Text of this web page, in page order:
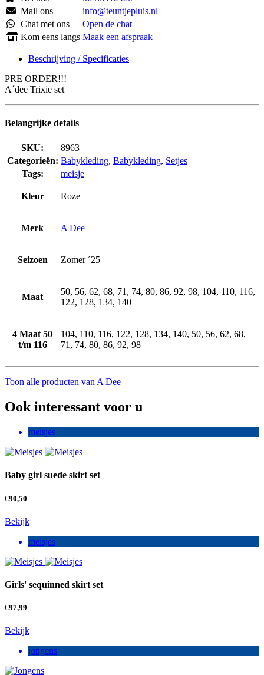
Mail ons
info@teuntjepluis.nl
Chat met ons
Open de chat
Kom eens langs Maak een afspraak
Beschrijving / Specificaties
PRE ORDER!!!
A´dee Trixie set
Belangrijke details
SKU:
8963
Categorieën: Babykleding, Babykleding, Setjes
Tags:
meisje
Kleur Roze
Merk A Dee
Seizoen Zomer ´25
Maat
50, 56, 62, 68, 71, 74, 80, 86, 92, 98, 104, 110, 116,
122, 128, 134, 140
4 Maat 50
t/m 116
104, 110, 116, 122, 128, 134, 140, 50, 56, 62, 68,
71, 74, 80, 86, 92, 98
Toon alle producten van A Dee
Ook interessant voor u
meisjes
Baby girl suede skirt set
€90,50
Bekijk
meisjes
Girls' sequinned skirt set
€97,99
Bekijk
jongens